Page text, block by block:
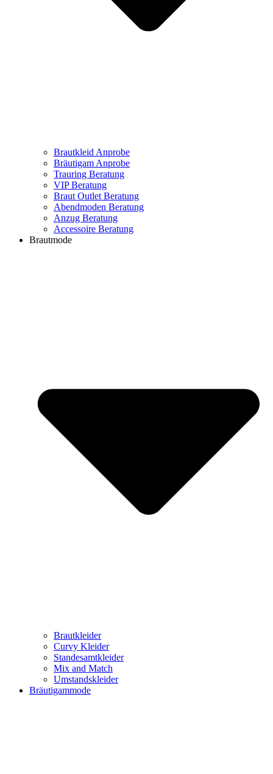
Brautkleid Anprobe
Bräutigam Anprobe
Trauring Beratung
VIP Beratung
Braut Outlet Beratung
Abendmoden Beratung
Anzug Beratung
Accessoire Beratung
Brautmode
Brautkleider
Curvy Kleider
Standesamtkleider
Mix and Match
Umstandskleider
Bräutigammode